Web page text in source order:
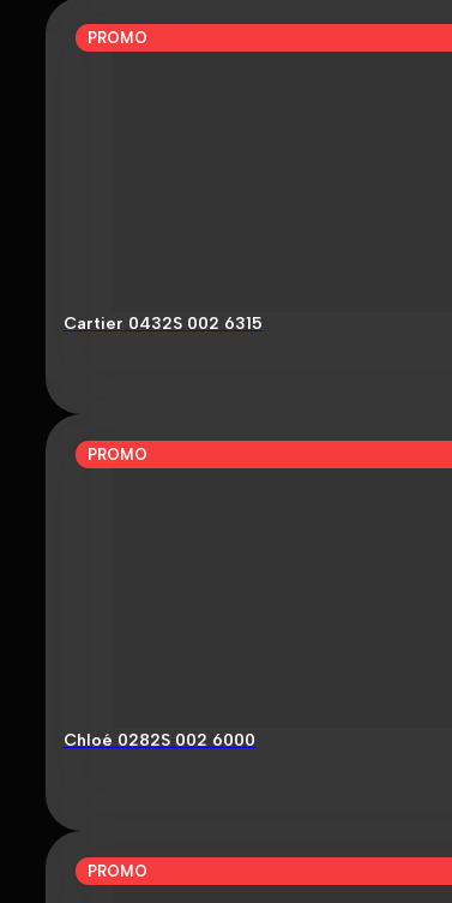
PROMO
Cartier 0432S 002 6315
PROMO
Chloé 0282S 002 6000
PROMO